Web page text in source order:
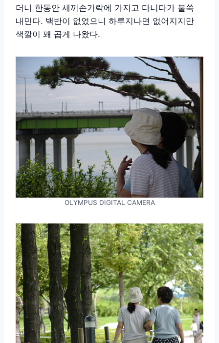
더니 한동안 새끼손가락에 가지고 다니다가 불쑥
내민다. 백반이 없었으니 하루지나면 없어지지만
색깔이 꽤 곱게 나왔다.
OLYMPUS DIGITAL CAMERA